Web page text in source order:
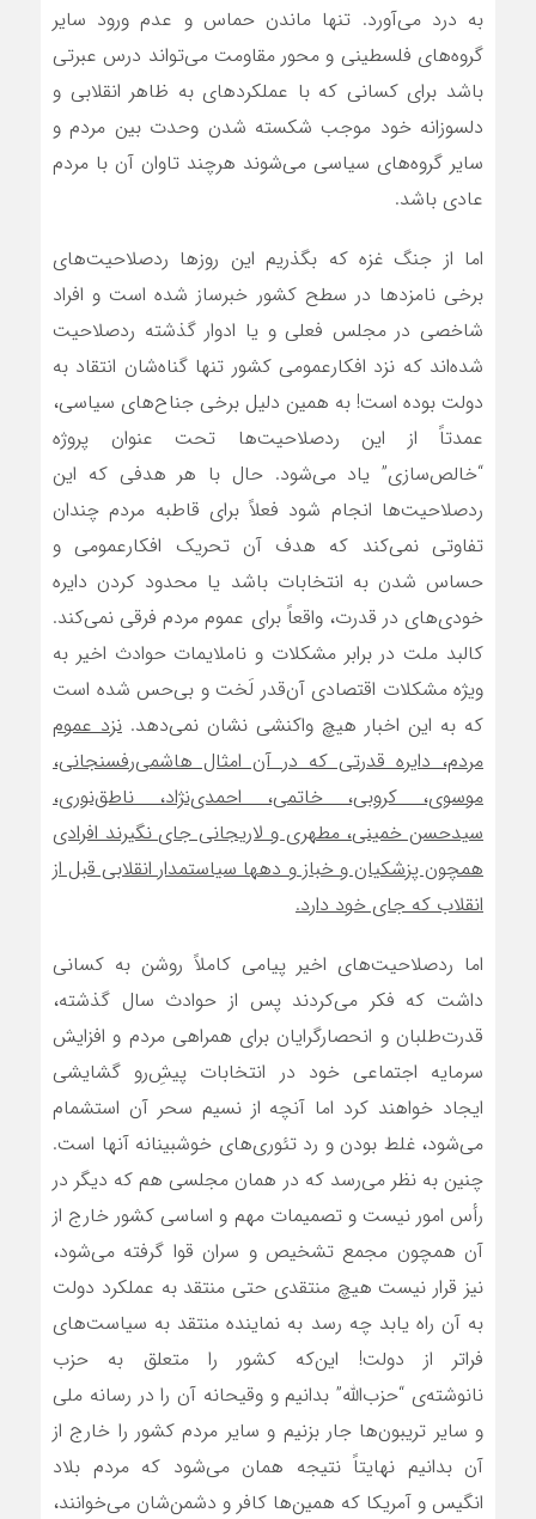
به درد می‌آورد. تنها ماندن حماس و عدم ورود سایر
گروه‌های فلسطینی و محور مقاومت می‌تواند درس عبرتی
باشد برای کسانی که با عملکردهای به ظاهر انقلابی و
دلسوزانه خود موجب شکسته شدن وحدت بین مردم و
سایر گروه‌های سیاسی می‌شوند هرچند تاوان آن با مردم
عادی باشد.
اما از جنگ غزه که بگذریم این روزها ردصلاحیت‌های
برخی نامزدها در سطح کشور خبرساز شده است و افراد
شاخصی در مجلس فعلی و یا ادوار گذشته ردصلاحیت
شده‌اند که نزد افکارعمومی کشور تنها گناه‌شان انتقاد به
دولت بوده است! به همین دلیل برخی جناح‌های سیاسی،
عمدتاً از این ردصلاحیت‌ها تحت عنوان پروژه
“خالص‌سازی” یاد می‌شود. حال با هر هدفی که این
ردصلاحیت‌ها انجام شود فعلاً برای قاطبه مردم چندان
تفاوتی نمی‌کند که هدف آن تحریک افکارعمومی و
حساس شدن به انتخابات باشد یا محدود کردن دایره
خودی‌های در قدرت، واقعاً برای عموم مردم فرقی نمی‌کند.
کالبد ملت در برابر مشکلات و ناملایمات حوادث اخیر به
ویژه مشکلات اقتصادی آن‌قدر لَخت و بی‌حس شده است
که به این اخبار هیچ واکنشی نشان نمی‌دهد. نزد عموم
مردم، دایره قدرتی که در آن امثال هاشمی‌رفسنجانی،
موسوی، کروبی، خاتمی، احمدی‌نژاد، ناطق‌نوری،
سیدحسن خمینی، مطهری و لاریجانی جای نگیرند افرادی
همچون پزشکیان و خباز و دهها سیاستمدار انقلابی قبل از
انقلاب که جای خود دارد.
اما ردصلاحیت‌های اخیر پیامی کاملاً روشن به کسانی
داشت که فکر می‌کردند پس از حوادث سال گذشته،
قدرت‌طلبان و انحصارگرایان برای همراهی مردم و افزایش
سرمایه اجتماعی خود در انتخابات پیشِ‌رو گشایشی
ایجاد خواهند کرد اما آنچه از نسیم سحر آن استشمام
می‌شود، غلط بودن و رد تئوری‌های خوشبینانه آنها است.
چنین به نظر می‌رسد که در همان مجلسی هم که دیگر در
رأس امور نیست و تصمیمات مهم و اساسی کشور خارج از
آن همچون مجمع تشخیص و سران قوا گرفته می‌شود،
نیز قرار نیست هیچ منتقدی حتی منتقد به عملکرد دولت
به آن راه یابد چه رسد به نماینده منتقد به سیاست‌های
فراتر از دولت! این‌که کشور را متعلق به حزب
نانوشته‌ی “حزب‌الله” بدانیم و وقیحانه آن را در رسانه ملی
و سایر تریبون‌ها جار بزنیم و سایر مردم کشور را خارج از
آن بدانیم نهایتاً نتیجه همان می‌شود که مردم بلاد
انگیس و آمریکا که همین‌ها کافر و دشمن‌شان می‌خوانند،